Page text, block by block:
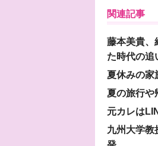
関連記事
藤本美貴、
た時代の追
夏休みの家
夏の旅行や
元カレは
九州大学教